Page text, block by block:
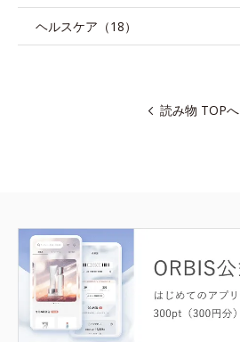
ヘルスケア（18）
読み物 TOPへ